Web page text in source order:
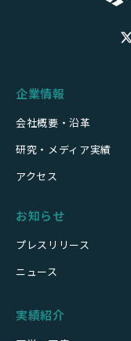
企業情報
会社概要・沿革
研究・メディア実績
アクセス
お知らせ
プレスリリース
ニュース
実績紹介